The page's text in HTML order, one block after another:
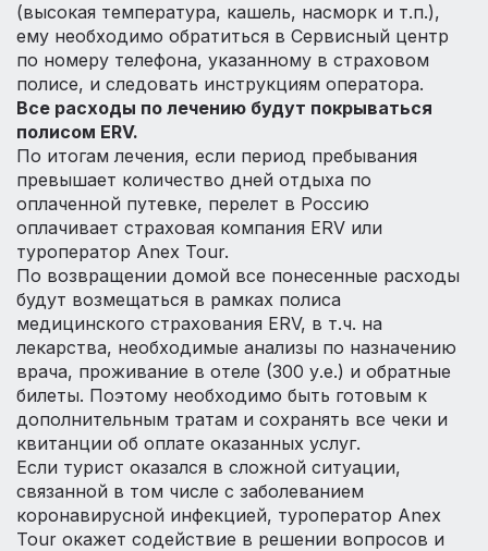
(высокая температура, кашель, насморк и т.п.),
ему необходимо обратиться в Сервисный центр
по номеру телефона, указанному в страховом
полисе, и следовать инструкциям оператора.
Все расходы по лечению будут покрываться
полисом ERV.
По итогам лечения, если период пребывания
превышает количество дней отдыха по
оплаченной путевке, перелет в Россию
оплачивает страховая компания ERV или
туроператор Anex Tour.
По возвращении домой все понесенные расходы
будут возмещаться в рамках полиса
медицинского страхования ERV, в т.ч. на
лекарства, необходимые анализы по назначению
врача, проживание в отеле (300 у.е.) и обратные
билеты. Поэтому необходимо быть готовым к
дополнительным тратам и сохранять все чеки и
квитанции об оплате оказанных услуг.
Если турист оказался в сложной ситуации,
связанной в том числе с заболеванием
коронавирусной инфекцией, туроператор Anex
Tour окажет содействие в решении вопросов и